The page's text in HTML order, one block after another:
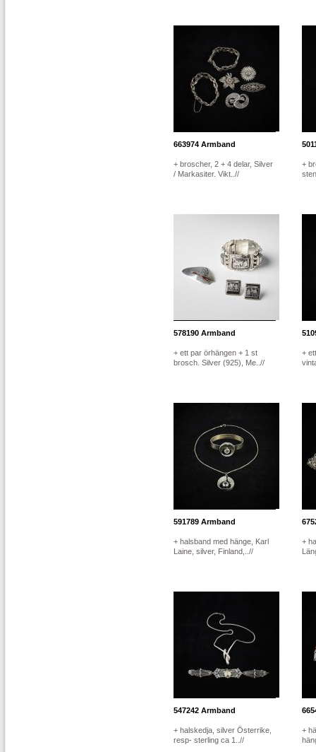
663974 Armband
+ broscher, 2 + 4 delar, Silver
/ Markasiter. Vikt..//
+
578190 Armband
+ ett par örhängen + 1 st
brosch. Silver (925), Me..//
+
591789 Armband
+ halsband med hänge, Karl
Laine, silver, Finland,..//
+
547242 Armband
+ halskedja, silver Österrike,
resp- sterling ca 1..//
+